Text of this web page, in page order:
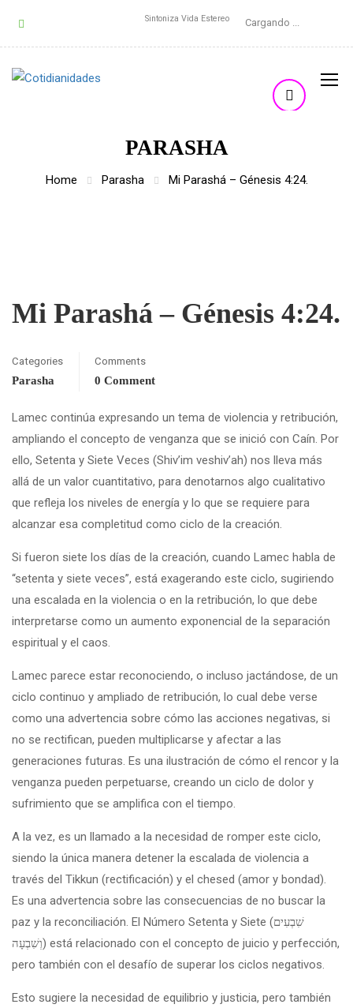
Sintoniza Vida Estereo Cargando ...
PARASHA
Home Parasha Mi Parashá – Génesis 4:24.
Mi Parashá – Génesis 4:24.
Categories
Parasha
Comments
0 Comment
Lamec continúa expresando un tema de violencia y retribución,
ampliando el concepto de venganza que se inició con Caín. Por
ello, Setenta y Siete Veces (Shiv’im veshiv’ah) nos lleva más
allá de un valor cuantitativo, para denotarnos algo cualitativo
que refleja los niveles de energía y lo que se requiere para
alcanzar esa completitud como ciclo de la creación.
Si fueron siete los días de la creación, cuando Lamec habla de
“setenta y siete veces”, está exagerando este ciclo, sugiriendo
una escalada en la violencia o en la retribución, lo que debe
interpretarse como un aumento exponencial de la separación
espiritual y el caos.
Lamec parece estar reconociendo, o incluso jactándose, de un
ciclo continuo y ampliado de retribución, lo cual debe verse
como una advertencia sobre cómo las acciones negativas, si
no se rectifican, pueden multiplicarse y afectar a las
generaciones futuras. Es una ilustración de cómo el rencor y la
venganza pueden perpetuarse, creando un ciclo de dolor y
sufrimiento que se amplifica con el tiempo.
A la vez, es un llamado a la necesidad de romper este ciclo,
siendo la única manera detener la escalada de violencia a
través del Tikkun (rectificación) y el chesed (amor y bondad).
Es una advertencia sobre las consecuencias de no buscar la
paz y la reconciliación. El Número Setenta y Siete (שִׁבְעִים
וְשִׁבְעָה) está relacionado con el concepto de juicio y perfección,
pero también con el desafío de superar los ciclos negativos.
Esto sugiere la necesidad de equilibrio y justicia, pero también